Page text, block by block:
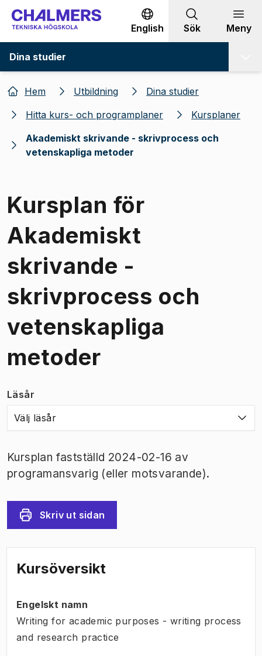
Gå till innehållet
English Sök Meny
Dina studier
Hem Utbildning
Dina studier
Hitta kurs- och programplaner
Kursplaner
Akademiskt skrivande - skrivprocess och
vetenskapliga metoder
Kursplan för
Akademiskt
skrivande -
skrivprocess och
vetenskapliga
metoder
Läsår
Välj läsår
Kursplan fastställd 2024-02-16 av
programansvarig (eller motsvarande).
Skriv ut sidan
Kursöversikt
Engelskt namn
Writing for academic purposes - writing process
and research practice